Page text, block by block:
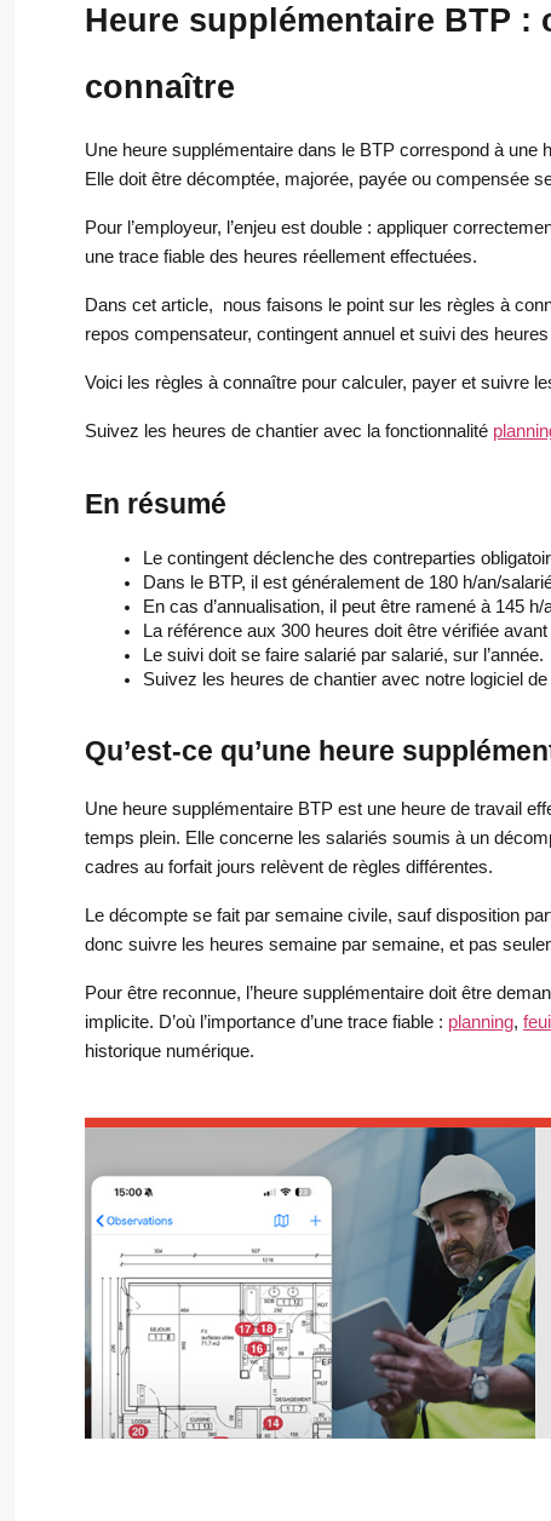
Heure supplémentaire BTP
connaître
Une heure supplémentaire dans le BTP correspond à une
Elle doit être décomptée, majorée, payée ou compensée
Pour l’employeur, l’enjeu est double : appliquer
une trace fiable des heures réellement effectuées.
Dans cet article, nous faisons le point sur les règles à
repos compensateur, contingent annuel et suivi des
Voici les règles à connaître pour calculer, payer et suivre
Suivez les heures de chantier avec la fonctionnalité
En résumé
Le contingent déclenche des contreparties
Dans le BTP, il est généralement de 180 h/an/
En cas d’annualisation, il peut être ramené à 145 h/
La référence aux 300 heures doit être vérifiée
Le suivi doit se faire salarié par salarié, sur l’année.
Suivez les heures de chantier avec notre logiciel
Qu’est-ce qu’une heure
Une heure supplémentaire BTP est une heure de travail
temps plein. Elle concerne les salariés soumis à un
cadres au forfait jours relèvent de règles différentes.
Le décompte se fait par semaine civile, sauf disposition
donc suivre les heures semaine par semaine, et pas
Pour être reconnue, l’heure supplémentaire doit être
implicite. D’où l’importance d’une trace fiable : planning,
historique numérique.